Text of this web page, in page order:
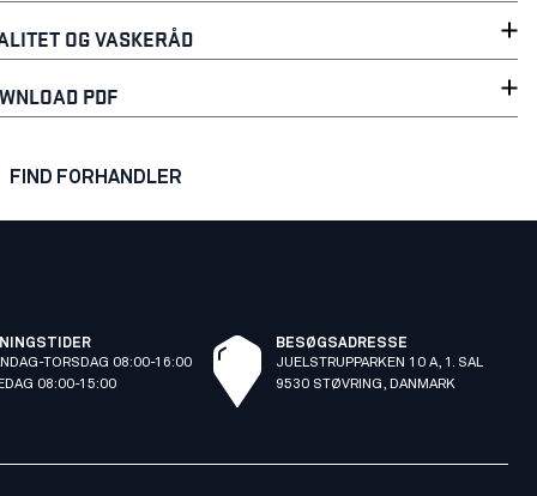
OG VASKERÅD
PDF
FIND FORHANDLER
TORSDAG 08:00-16:00
08:00-15:00
BESØGSADRESSE
JUELSTRUPPARKEN 10 A, 1. SAL
9530 STØVRING, DANMARK